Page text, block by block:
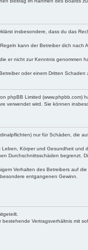
insbesondere, dass du das
kann der Betreiber dich nach
er nicht zur Kenntnis genommen
oder einem Dritten Schaden
phpBB Limited
verwendet wird. Sie können
nur für Schäden, die
Körper und Gesundheit und
Durchschnittsschäden begrenzt.
Verhalten des Betreibers auf
entgangenen Gewinn.
Vertragsverhältnis mit